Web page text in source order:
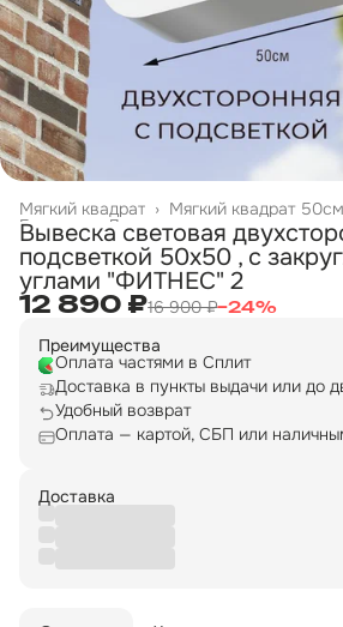
Мягкий квадрат 50см
Мягкий квадрат ›
Двухсторонние вывески ›
Главная ›
Вывеска световая
подсветкой 50х50 , с
углами "ФИТНЕС" 2
12 890 ₽16 900 ₽−24%
Преимущества
Оплата частями в Сплит
Доставка в пункты выдачи или до
Удобный возврат
Оплата — картой, СБП или
Доставка